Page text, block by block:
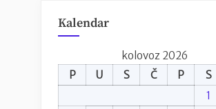
Kalendar
kolovoz 2026
P
U S Č P S
1